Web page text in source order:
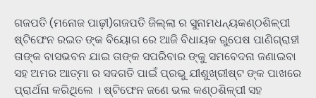
ଗଜପତି (ମନୋଜ ପାଢ଼ୀ)ଗଜପତି ଜିଲ୍ଲା ର ସୁନାମଧନ୍ୟକଣ୍ଠଶିଳ୍ପୀ
ଷ୍ଟିଫେନ ରଇତ ଙ୍କ ବିୟୋଗ ରେ ଆଜି ବିଧାୟକ ରୁପେଷ ପାଣିଗ୍ରାହୀ
ତାଙ୍କ ବାସଭବନ ଯାଇ ତାଙ୍କ ସପରିବାର ଙ୍କୁ ସମବେଦନା ଜଣାଇବା
ସହ ଅମର ଆତ୍ମା ର ସଦଗତି ପାଇଁ ପ୍ରଭୁ ଯୀଶୁଖ୍ରୀଷ୍ଟ ଙ୍କ ପାଖରେ
ପ୍ରାର୍ଥନା କରିଥିଲେ । ଷ୍ଟିଫେନ ଜଣେ ଭଲ କଣ୍ଠଶିଳ୍ପୀ ସହ